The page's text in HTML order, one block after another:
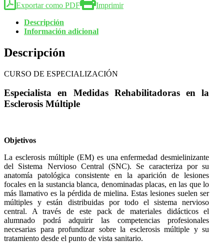
Exportar como PDF
Imprimir
Descripción
Información adicional
Descripción
CURSO DE ESPECIALIZACIÓN
Especialista en Medidas Rehabilitadoras en la
Esclerosis Múltiple
Objetivos
La esclerosis múltiple (EM) es una enfermedad desmielinizante
del Sistema Nervioso Central (SNC). Se caracteriza por su
anatomía patológica consistente en la aparición de lesiones
focales en la sustancia blanca, denominadas placas, en las que lo
más llamativo es la pérdida de mielina. Estas lesiones suelen ser
múltiples y están distribuidas por todo el sistema nervioso
central. A través de este pack de materiales didácticos el
alumnado podrá adquirir las competencias profesionales
necesarias para profundizar sobre la esclerosis múltiple y su
tratamiento desde el punto de vista sanitario.